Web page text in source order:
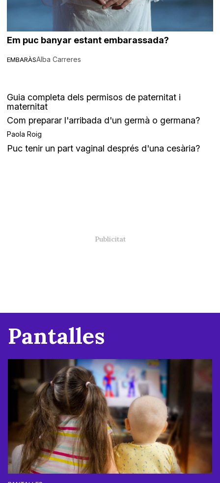
EMBARÀS
Em puc banyar estant embarassada?
Alba Carreres
Guia completa dels permisos de paternitat i
maternitat
Com preparar l'arribada d'un germà o germana?
Paola Roig
Puc tenir un part vaginal després d'una cesària?
Pantalles